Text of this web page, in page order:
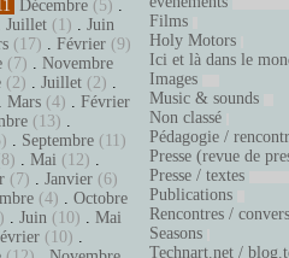
Décembre (5) .
Juillet (1) . Juin
(17) . Février (9)
(7) . Novembre
(2) . Juillet (2) .
. Mars (4) . Février
(13) .
. Septembre (11)
. Mai (12) .
(7) . Janvier (6)
(4) . Octobre
. Juin (10) . Mai
(10) .
Films
Holy Motors
Ici et là dans le
Images
Music & sounds
Non classé
Pédagogie /
Presse (revue de
Presse / textes
Publications
Rencontres /
Seasons
Technart.net /